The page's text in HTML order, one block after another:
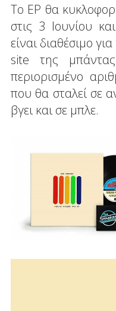
Το ΕΡ θα
στις 3 Ιουνίου
είναι διαθέσιμο
site της
περιορισμένο
που θα σταλεί σε
βγει και σε μπλε.